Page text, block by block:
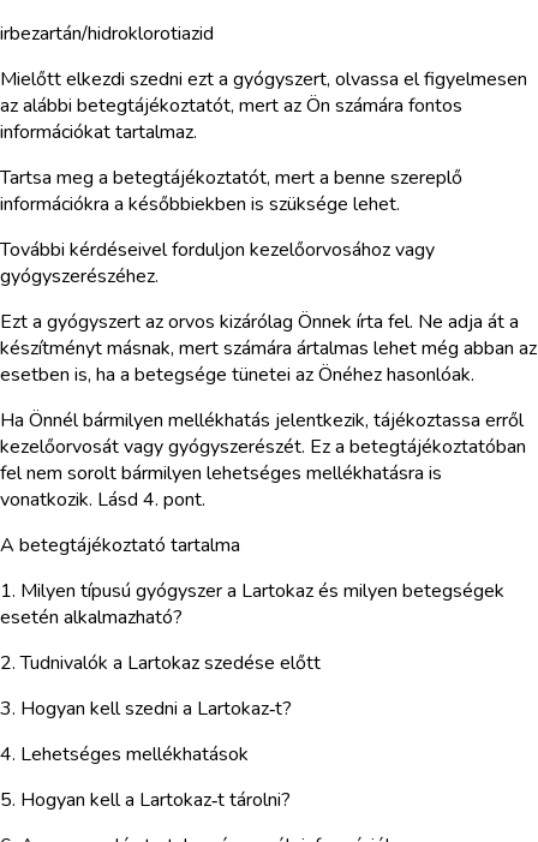
irbezartán/hidroklorotiazid
Mielőtt elkezdi szedni ezt a gyógyszert, olvassa el figyelmesen
az alábbi betegtájékoztatót, mert az Ön számára fontos
információkat tartalmaz.
Tartsa meg a betegtájékoztatót, mert a benne szereplő
információkra a későbbiekben is szüksége lehet.
További kérdéseivel forduljon kezelőorvosához vagy
gyógyszerészéhez.
Ezt a gyógyszert az orvos kizárólag Önnek írta fel. Ne adja át a
készítményt másnak, mert számára ártalmas lehet még abban az
esetben is, ha a betegsége tünetei az Önéhez hasonlóak.
Ha Önnél bármilyen mellékhatás jelentkezik, tájékoztassa erről
kezelőorvosát vagy gyógyszerészét. Ez a betegtájékoztatóban
fel nem sorolt bármilyen lehetséges mellékhatásra is
vonatkozik. Lásd 4. pont.
A betegtájékoztató tartalma
1. Milyen típusú gyógyszer a Lartokaz és milyen betegségek
esetén alkalmazható?
2. Tudnivalók a Lartokaz szedése előtt
3. Hogyan kell szedni a Lartokaz‑t?
4. Lehetséges mellékhatások
5. Hogyan kell a Lartokaz‑t tárolni?